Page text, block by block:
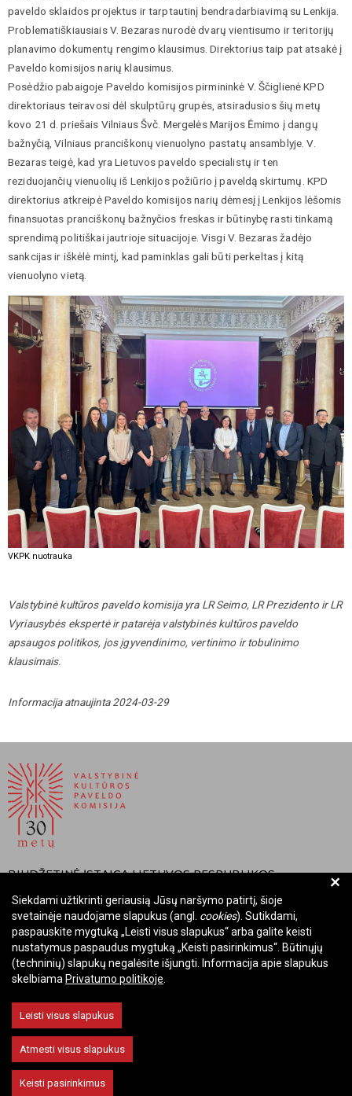
paveldo sklaidos projektus ir tarptautinį bendradarbiavimą su Lenkija.
Problematiškiausiais V. Bezaras nurodė dvarų vientisumo ir teritorijų
planavimo dokumentų rengimo klausimus. Direktorius taip pat atsakė į
Paveldo komisijos narių klausimus.
Posėdžio pabaigoje Paveldo komisijos pirmininkė V. Ščiglienė KPD
direktoriaus teiravosi dėl skulptūrų grupės, atsiradusios šių metų
kovo 21 d. priešais Vilniaus Švč. Mergelės Marijos Ėmimo į dangų
bažnyčią, Vilniaus pranciškonų vienuolyno pastatų ansamblyje. V.
Bezaras teigė, kad yra Lietuvos paveldo specialistų ir ten
reziduojančių vienuolių iš Lenkijos požiūrio į paveldą skirtumų. KPD
direktorius atkreipė Paveldo komisijos narių dėmesį į Lenkijos lėšomis
finansuotas pranciškonų bažnyčios freskas ir būtinybę rasti tinkamą
sprendimą politiškai jautrioje situacijoje. Visgi V. Bezaras žadėjo
sankcijas ir iškėlė mintį, kad paminklas gali būti perkeltas į kitą
vienuolyno vietą.
VKPK nuotrauka
Valstybinė kultūros paveldo komisija yra LR Seimo, LR Prezidento ir LR
Vyriausybės ekspertė ir patarėja valstybinės kultūros paveldo
apsaugos politikos, jos įgyvendinimo, vertinimo ir tobulinimo
klausimais.
Informacija atnaujinta 2024-03-29
BIUDŽETINĖ ĮSTAIGA LIETUVOS RESPUBLIKOS
VALSTYBINĖ KULTŪROS PAVELDO KOMISIJA
Įmonės kodas: Juridinių asmenų registre 288700520
Adresas: Rūdninkų g. 13, 01135 Vilnius
Telefonas: +370 699 13972
El. paštas: komisija@vkpk.lt
BENDRAUKIME
+
Siekdami užtikrinti geriausią Jūsų naršymo patirtį, šioje
svetainėje naudojame slapukus (angl. cookies). Sutikdami,
paspauskite mygtuką „Leisti visus slapukus“ arba galite keisti
nustatymus paspaudus mygtuką „Keisti pasirinkimus“. Būtinųjų
(techninių) slapukų negalėsite išjungti. Informacija apie slapukus
skelbiama Privatumo politikoje
Leisti visus slapukus
Atmesti visus slapukus
Keisti pasirinkimus